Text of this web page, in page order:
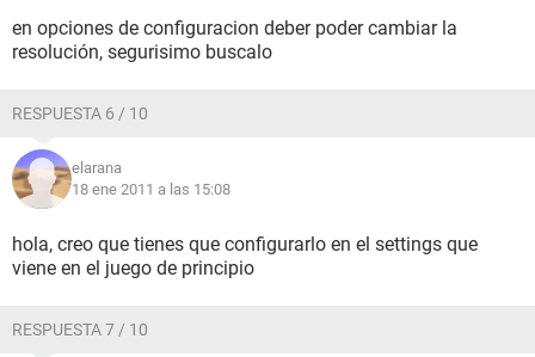
en opciones de configuracion deber poder cambiar la
resolución, segurisimo buscalo
RESPUESTA 6 / 10
elarana
18 ene 2011 a las 15:08
hola, creo que tienes que configurarlo en el settings que
viene en el juego de principio
RESPUESTA 7 / 10